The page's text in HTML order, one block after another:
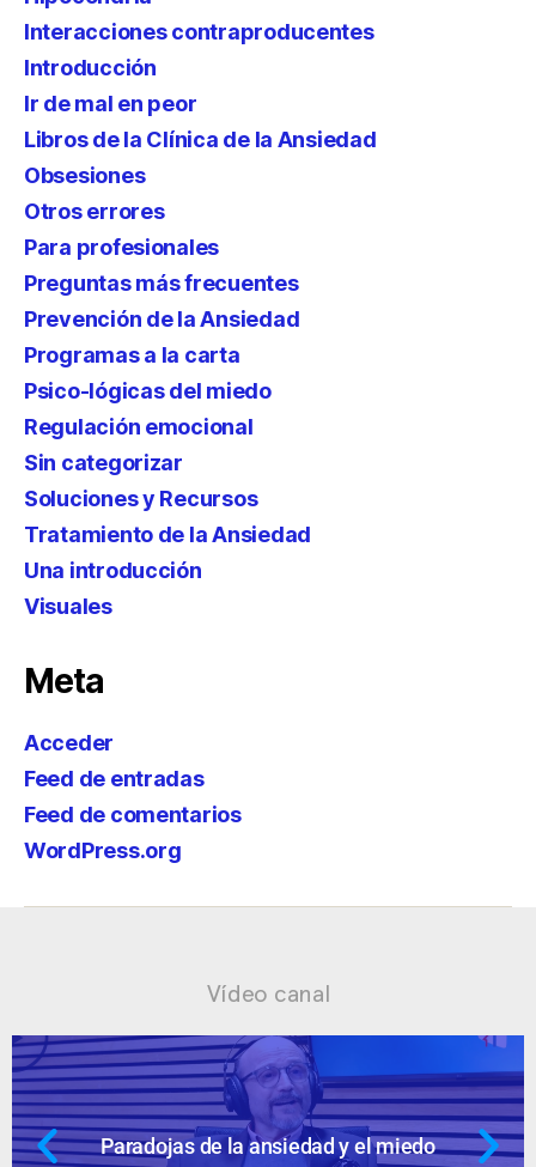
Interacciones contraproducentes
Introducción
Ir de mal en peor
Libros de la Clínica de la Ansiedad
Obsesiones
Otros errores
Para profesionales
Preguntas más frecuentes
Prevención de la Ansiedad
Programas a la carta
Psico-lógicas del miedo
Regulación emocional
Sin categorizar
Soluciones y Recursos
Tratamiento de la Ansiedad
Una introducción
Visuales
Meta
Acceder
Feed de entradas
Feed de comentarios
WordPress.org
Vídeo canal
Paradojas de la ansiedad y el miedo